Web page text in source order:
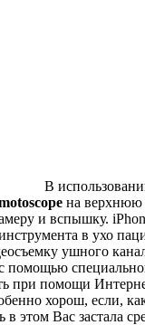
В
на верхнюю
и вспышку.
в ухо
ушного
с помощью
при помощи
хорош, если,
в этом Вас застала